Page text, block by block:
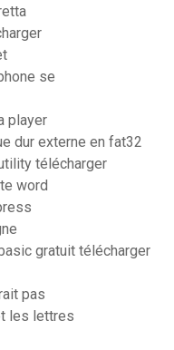
se
player
dur externe en fat32
télécharger
word
gratuit télécharger
pas
les lettres